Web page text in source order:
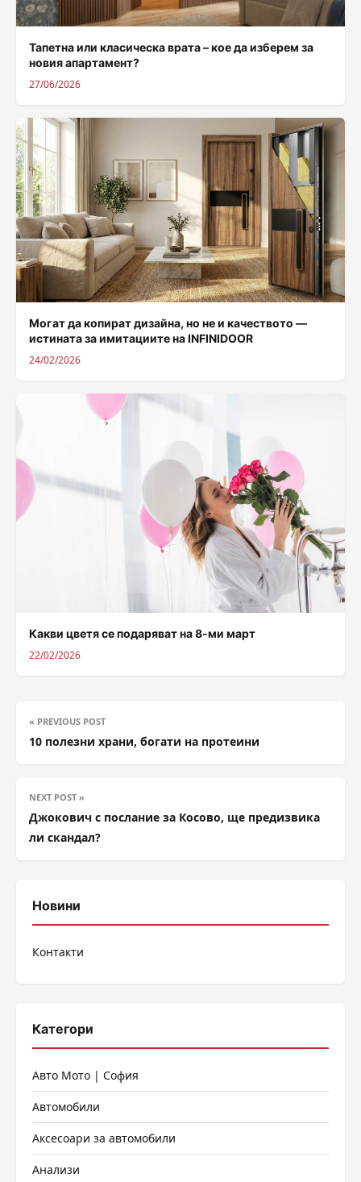
Тапетна или класическа врата – кое да изберем за
новия апартамент?
27/06/2026
Могат да копират дизайна, но не и качеството —
истината за имитациите на INFINIDOOR
24/02/2026
Какви цветя се подаряват на 8-ми март
22/02/2026
« PREVIOUS POST
10 полезни храни, богати на протеини
NEXT POST »
Джокович с послание за Косово, ще предизвика
ли скандал?
Новини
Контакти
Категори
Авто Мото | София
Автомобили
Аксесоари за автомобили
Анализи